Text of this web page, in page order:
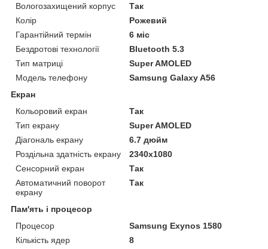
Вологозахищений корпус
Так
Колір
Рожевий
Гарантійний термін
6 міс
Бездротові технології
Bluetooth 5.3
Тип матриці
Super AMOLED
Модель телефону
Samsung Galaxy A56
Екран
Кольоровий екран
Так
Тип екрану
Super AMOLED
Діагональ екрану
6.7 дюйм
Роздільна здатність екрану
2340x1080
Сенсорний екран
Так
Автоматичний поворот
екрану
Так
Пам'ять і процесор
Процесор
Samsung Exynos 1580
Кількість ядер
8